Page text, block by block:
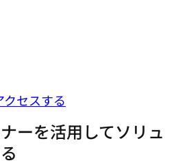
セスする
ーを活用してソリュ